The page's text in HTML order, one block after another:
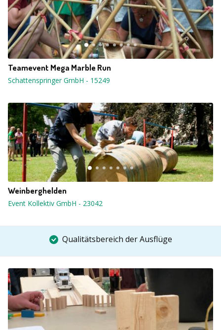
Teamevent Mega Marble Run
Schattenspringer GmbH - 15249
Weinberghelden
Event Kollektiv GmbH - 23042
Qualitätsbereich der Ausflüge